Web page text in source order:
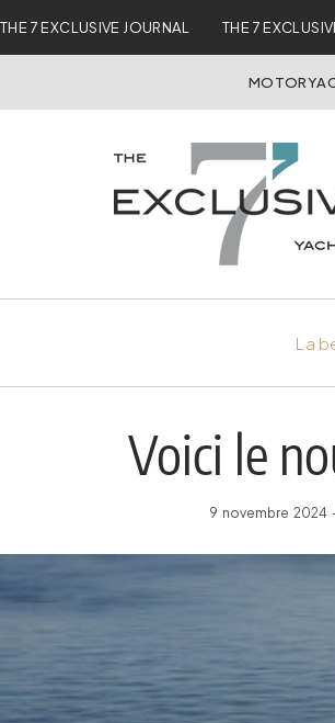
THE 7 EXCLUSIVE JOURNAL THE 7
La
Voici le
9 novembre 2024